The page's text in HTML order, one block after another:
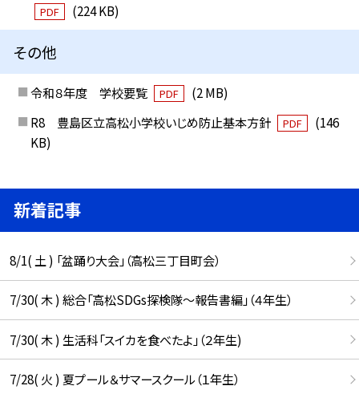
PDF (224 KB)
その他
令和８年度 学校要覧 PDF
(2 MB)
R8 豊島区立高松小学校いじめ防止基本方針
PDF
(146
KB)
新着記事
8/1( 土 ) 「盆踊り大会」（高松三丁目町会）
7/30( 木 ) 総合「高松SDGs探検隊〜報告書編」（４年生）
7/30( 木 ) 生活科「スイカを食べたよ」（２年生)
7/28( 火 ) 夏プール＆サマースクール（１年生）